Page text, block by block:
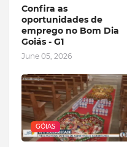
Confira as
oportunidades de
emprego no Bom Dia
Goiás - G1
June 05, 2026
GÓIAS